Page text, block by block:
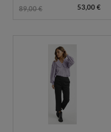
89,00 € 53,00 €